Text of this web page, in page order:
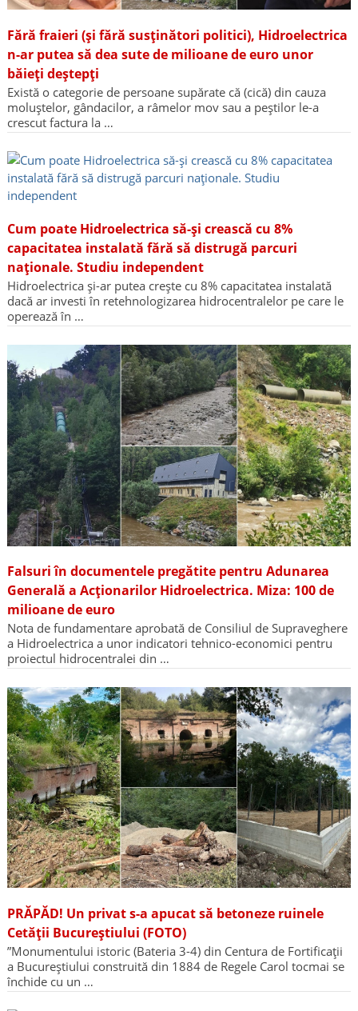
Fără fraieri (și fără susținători politici), Hidroelectrica
n-ar putea să dea sute de milioane de euro unor
băieți deștepți
Există o categorie de persoane supărate că (cică) din cauza
moluștelor, gândacilor, a râmelor mov sau a peștilor le-a
crescut factura la …
Cum poate Hidroelectrica să-și crească cu 8%
capacitatea instalată fără să distrugă parcuri
naționale. Studiu independent
Hidroelectrica și-ar putea crește cu 8% capacitatea instalată
dacă ar investi în retehnologizarea hidrocentralelor pe care le
operează în …
Falsuri în documentele pregătite pentru Adunarea
Generală a Acționarilor Hidroelectrica. Miza: 100 de
milioane de euro
Nota de fundamentare aprobată de Consiliul de Supraveghere
a Hidroelectrica a unor indicatori tehnico-economici pentru
proiectul hidrocentralei din …
PRĂPĂD! Un privat s-a apucat să betoneze ruinele
Cetății Bucureștiului (FOTO)
”Monumentului istoric (Bateria 3-4) din Centura de Fortificații
a Bucureștiului construită din 1884 de Regele Carol tocmai se
închide cu un …